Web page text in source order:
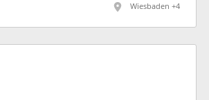
Wiesbaden +4